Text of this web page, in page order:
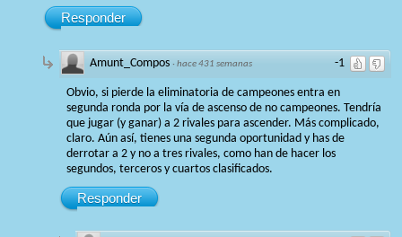
Responder
-1
Amunt_Compos ·hace 431 semanas
Obvio, si pierde la eliminatoria de campeones entra en
segunda ronda por la vía de ascenso de no campeones. Tendría
que jugar (y ganar) a 2 rivales para ascender. Más complicado,
claro. Aún así, tienes una segunda oportunidad y has de
derrotar a 2 y no a tres rivales, como han de hacer los
segundos, terceros y cuartos clasificados.
Responder